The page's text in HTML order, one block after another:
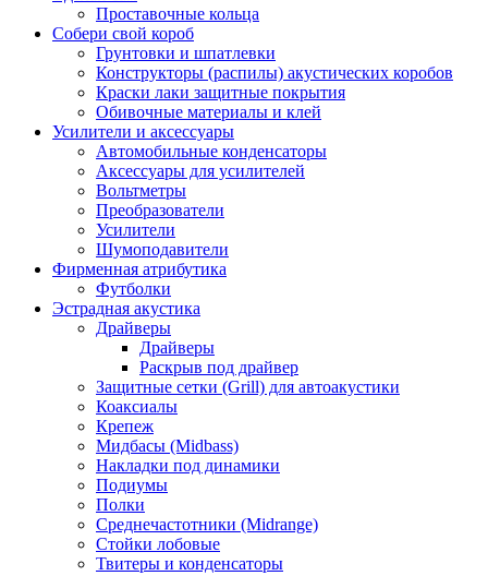
Проставочные кольца
Собери свой короб
Грунтовки и шпатлевки
Конструкторы (распилы) акустических коробов
Краски лаки защитные покрытия
Обивочные материалы и клей
Усилители и аксессуары
Автомобильные конденсаторы
Аксессуары для усилителей
Вольтметры
Преобразователи
Усилители
Шумоподавители
Фирменная атрибутика
Футболки
Эстрадная акустика
Драйверы
Драйверы
Раскрыв под драйвер
Защитные сетки (Grill) для автоакустики
Коаксиалы
Крепеж
Мидбасы (Midbass)
Накладки под динамики
Подиумы
Полки
Среднечастотники (Midrange)
Стойки лобовые
Твитеры и конденсаторы